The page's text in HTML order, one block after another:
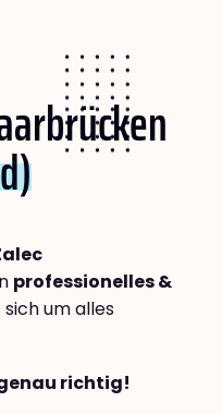
professionelles &
sich um alles
richtig!